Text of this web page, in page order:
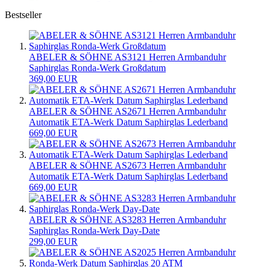
Bestseller
ABELER & SÖHNE AS3121 Herren Armbanduhr
Saphirglas Ronda-Werk Großdatum
369,00 EUR
ABELER & SÖHNE AS2671 Herren Armbanduhr
Automatik ETA-Werk Datum Saphirglas Lederband
669,00 EUR
ABELER & SÖHNE AS2673 Herren Armbanduhr
Automatik ETA-Werk Datum Saphirglas Lederband
669,00 EUR
ABELER & SÖHNE AS3283 Herren Armbanduhr
Saphirglas Ronda-Werk Day-Date
299,00 EUR